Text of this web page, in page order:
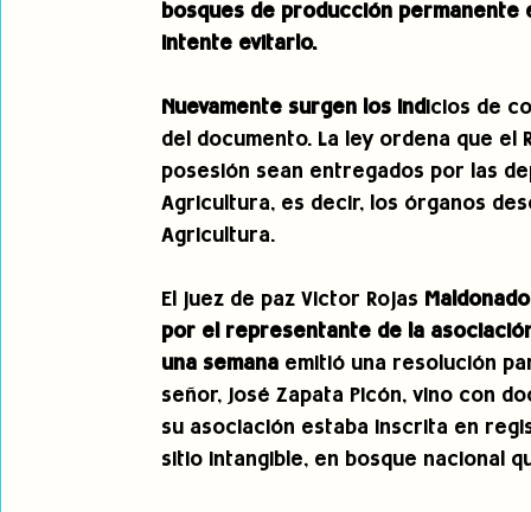
bosques de producción
intente evitarlo.
Nuevamente surgen los indicios de
del documento. La ley ordena que
posesión sean entregados por las
Agricultura, es decir, los órganos
Agricultura.
El juez de paz Victor Rojas
por el representante de la
una semana emitió una resolución
señor, José Zapata Picón, vino con
su asociación estaba inscrita en
sitio intangible, en bosque nacional